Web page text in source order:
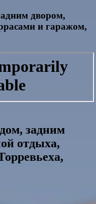
двором,
и гаражом,
задним
отдыха,